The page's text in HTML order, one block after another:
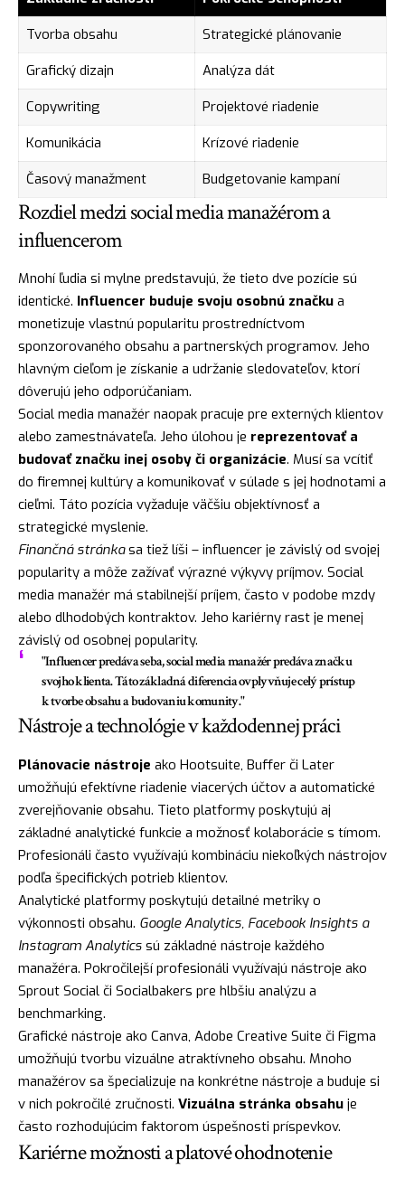
Tvorba obsahu
Strategické plánovanie
Grafický dizajn
Analýza dát
Copywriting
Projektové riadenie
Komunikácia
Krízové riadenie
Časový manažment
Budgetovanie kampaní
Rozdiel medzi social media manažérom a
influencerom
Mnohí ľudia si mylne predstavujú, že tieto dve pozície sú
identické. Influencer buduje svoju osobnú značku a
monetizuje vlastnú popularitu prostredníctvom
sponzorovaného obsahu a partnerských programov. Jeho
hlavným cieľom je získanie a udržanie sledovateľov, ktorí
dôverujú jeho odporúčaniam.
Social media manažér naopak pracuje pre externých klientov
alebo zamestnávateľa. Jeho úlohou je reprezentovať a
budovať značku inej osoby či organizácie. Musí sa vcítiť
do firemnej kultúry a komunikovať v súlade s jej hodnotami a
cieľmi. Táto pozícia vyžaduje väčšiu objektívnosť a
strategické myslenie.
Finančná stránkasa tiež líši – influencer je závislý od svojej
popularity a môže zažívať výrazné výkyvy príjmov. Social
media manažér má stabilnejší príjem, často v podobe mzdy
alebo dlhodobých kontraktov. Jeho kariérny rast je menej
závislý od osobnej popularity.
"Influencer predáva seba, social media manažér predáva značku
svojho klienta. Táto základná diferencia ovplyvňuje celý prístup
k tvorbe obsahu a budovaniu komunity."
Nástroje a technológie v každodennej práci
Plánovacie nástroje ako Hootsuite, Buffer či Later
umožňujú efektívne riadenie viacerých účtov a automatické
zverejňovanie obsahu. Tieto platformy poskytujú aj
základné analytické funkcie a možnosť kolaborácie s tímom.
Profesionáli často využívajú kombináciu niekoľkých nástrojov
podľa špecifických potrieb klientov.
Analytické platformy poskytujú detailné metriky o
výkonnosti obsahu. Google Analytics, Facebook Insights a
Instagram Analytics sú základné nástroje každého
manažéra. Pokročilejší profesionáli využívajú nástroje ako
Sprout Social či Socialbakers pre hlbšiu analýzu a
benchmarking.
Grafické nástroje ako Canva, Adobe Creative Suite či Figma
umožňujú tvorbu vizuálne atraktívneho obsahu. Mnoho
manažérov sa špecializuje na konkrétne nástroje a buduje si
v nich pokročilé zručnosti. Vizuálna stránka obsahu je
často rozhodujúcim faktorom úspešnosti príspevkov.
Kariérne možnosti a platové ohodnotenie